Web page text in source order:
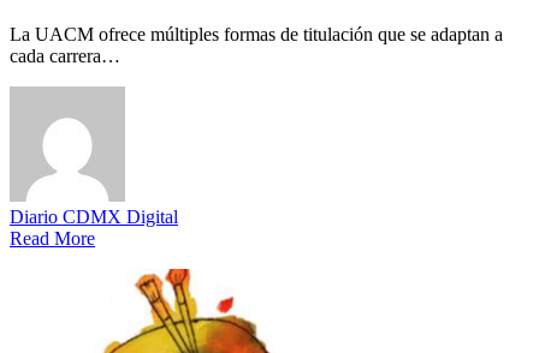
La UACM ofrece múltiples formas de titulación que se adaptan a
cada carrera…
Diario CDMX Digital
Read More